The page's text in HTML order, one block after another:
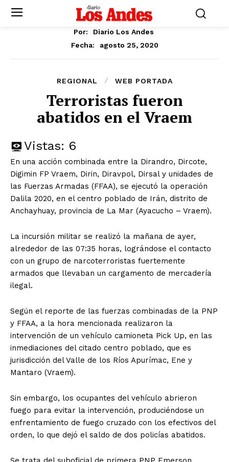
Por:
Diario Los Andes
Fecha:
agosto 25, 2020
REGIONAL WEB PORTADA
Terroristas fueron
abatidos en el Vraem
Vistas: 6
En una acción combinada entre la Dirandro, Dircote,
Digimin FP Vraem, Dirin, Diravpol, Dirsal y unidades de
las Fuerzas Armadas (FFAA), se ejecutó la operación
Dalila 2020, en el centro poblado de Irán, distrito de
Anchayhuay, provincia de La Mar (Ayacucho – Vraem).
La incursión militar se realizó la mañana de ayer,
alrededor de las 07:35 horas, lográndose el contacto
con un grupo de narcoterroristas fuertemente
armados que llevaban un cargamento de mercadería
ilegal.
Según el reporte de las fuerzas combinadas de la PNP
y FFAA, a la hora mencionada realizaron la
intervención de un vehículo camioneta Pick Up, en las
inmediaciones del citado centro poblado, que es
jurisdicción del Valle de los Ríos Apurímac, Ene y
Mantaro (Vraem).
Sin embargo, los ocupantes del vehículo abrieron
fuego para evitar la intervención, produciéndose un
enfrentamiento de fuego cruzado con los efectivos del
orden, lo que dejó el saldo de dos policías abatidos.